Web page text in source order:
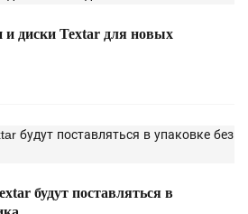
и диски Textar для новых
будут поставляться в